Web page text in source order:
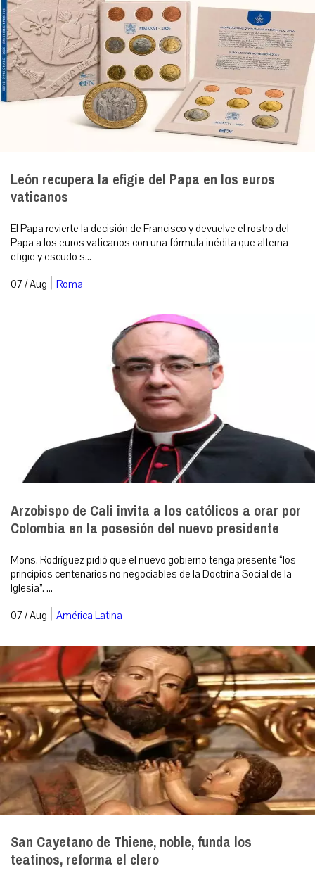
León recupera la efigie del Papa en los euros
vaticanos
El Papa revierte la decisión de Francisco y devuelve el rostro del
Papa a los euros vaticanos con una fórmula inédita que alterna
efigie y escudo s...
07 / Aug | Roma
Arzobispo de Cali invita a los católicos a orar por
Colombia en la posesión del nuevo presidente
Mons. Rodríguez pidió que el nuevo gobierno tenga presente “los
principios centenarios no negociables de la Doctrina Social de la
Iglesia”. ...
07 / Aug | América Latina
San Cayetano de Thiene, noble, funda los
teatinos, reforma el clero